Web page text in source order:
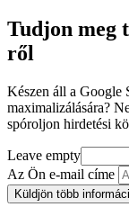
Tudjon meg
ről
Készen áll a Google
maximalizálására?
spóroljon hirdetési
Leave empty
Az Ön e-mail címe
Küldjön több